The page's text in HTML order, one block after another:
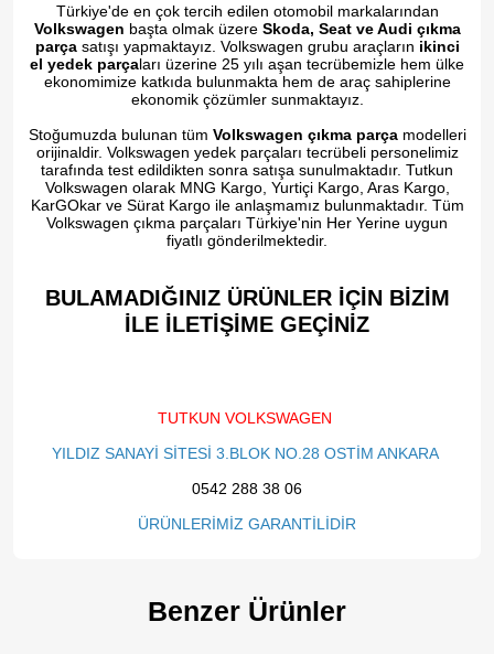
Türkiye'de en çok tercih edilen otomobil markalarından
Volkswagen başta olmak üzere Skoda, Seat ve Audi çıkma
parçasatışı yapmaktayız. Volkswagen grubu araçların ikinci
el yedek parçaları üzerine 25 yılı aşan tecrübemizle hem ülke
ekonomimize katkıda bulunmakta hem de araç sahiplerine
ekonomik çözümler sunmaktayız.
Stoğumuzda bulunan tüm Volkswagen çıkma parçamodelleri
orijinaldir. Volkswagen yedek parçaları tecrübeli personelimiz
tarafında test edildikten sonra satışa sunulmaktadır. Tutkun
Volkswagen olarak MNG Kargo, Yurtiçi Kargo, Aras Kargo,
KarGOkar ve Sürat Kargo ile anlaşmamız bulunmaktadır. Tüm
Volkswagen çıkma parçaları Türkiye'nin Her Yerine uygun
fiyatlı gönderilmektedir.
BULAMADIĞINIZ ÜRÜNLER İÇİN BİZİM
İLE İLETİŞİME GEÇİNİZ​
TUTKUN VOLKSWAGEN
YILDIZ SANAYİ SİTESİ 3.BLOK NO.28 OSTİM ANKARA
0542 288 38 06
ÜRÜNLERİMİZ GARANTİLİDİR
Benzer Ürünler